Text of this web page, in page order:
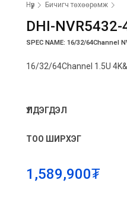
Нүүр Бичигч төхөөрөмж
DHI-NVR5432-
SPEC NAME: 16/32/64Channel
16/32/64Channel 1.5U
ҮЛДЭГДЭЛ
ТОО ШИРХЭГ
1,589,900₮